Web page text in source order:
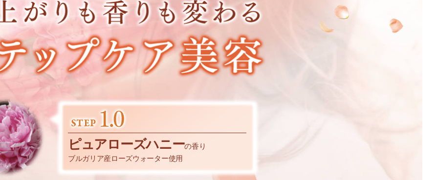
ピュアローズハニーの香り
ブルガリア産ローズウォーター使用